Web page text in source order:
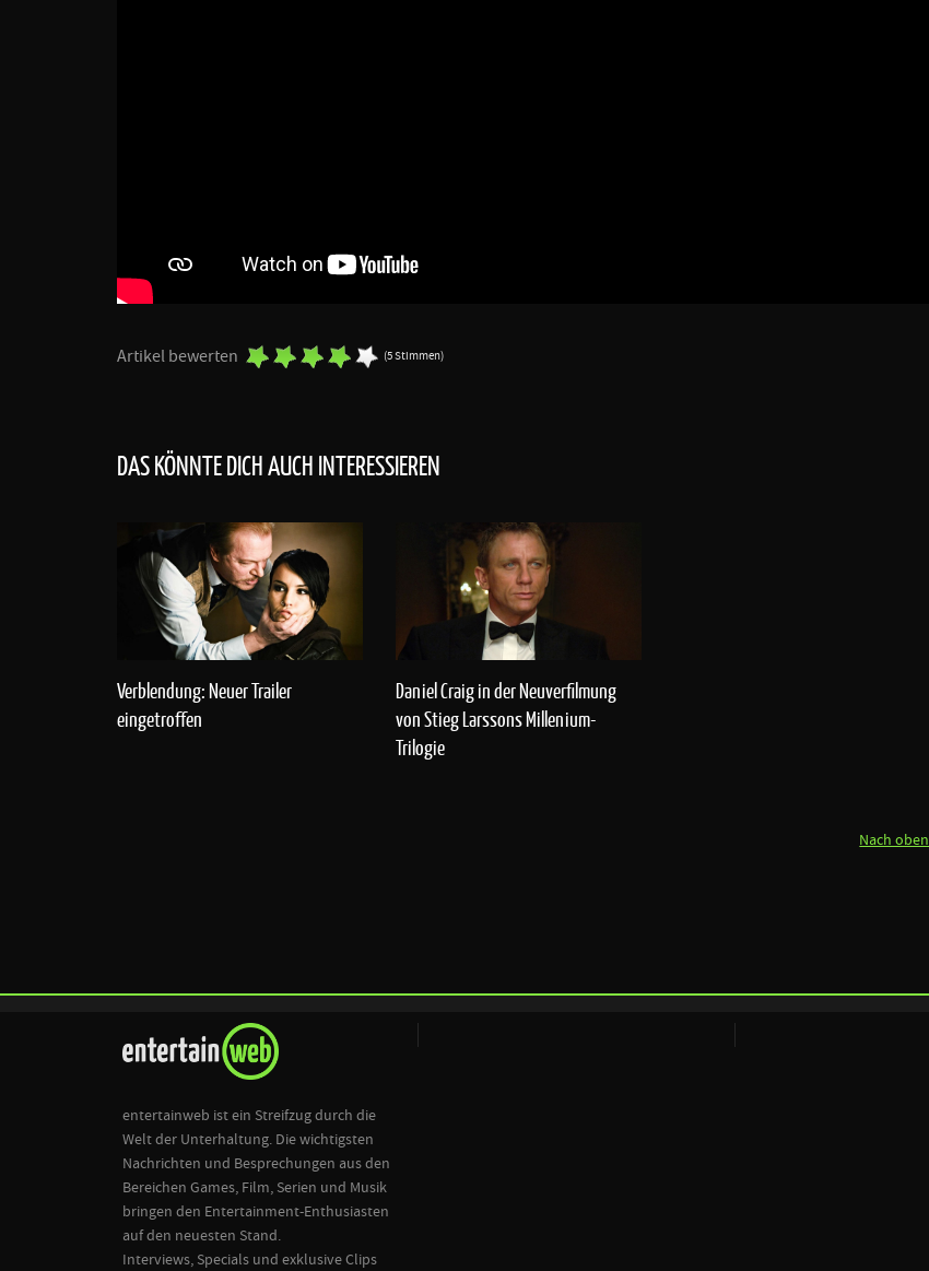
Artikel bewerten (5 Stimmen)
DAS KÖNNTE DICH AUCH INTERESSIEREN
Verblendung: Neuer Trailer
eingetroffen
Daniel Craig in der Neuverfilmung
von Stieg Larssons Millenium-
Trilogie
Nach oben
entertainweb ist ein Streifzug durch die
Welt der Unterhaltung. Die wichtigsten
Nachrichten und Besprechungen aus den
Bereichen Games, Film, Serien und Musik
bringen den Entertainment-Enthusiasten
auf den neuesten Stand.
Interviews, Specials und exklusive Clips